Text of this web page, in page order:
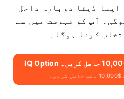
اپنا ڈیٹا دوبارہ داخل
آپ کو فہرست میں سے
کرنا ہوگا۔